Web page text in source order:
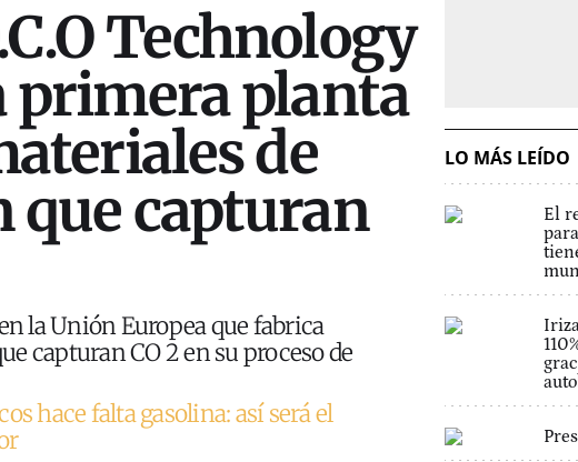
Technology
primera planta
de
que capturan
la Unión Europea que fabrica
capturan CO 2 en su proceso de
hace falta gasolina: así será el
LO MÁS LEÍDO
El